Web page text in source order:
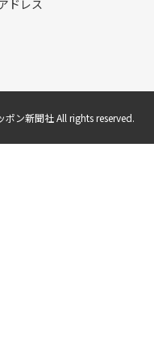
ドレス
ン新聞社 All rights reserved.